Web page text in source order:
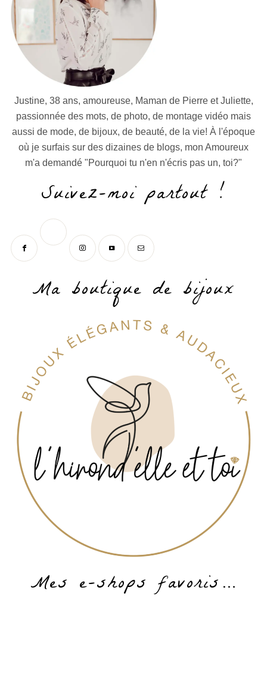
Justine, 38 ans, amoureuse, Maman de Pierre et Juliette,
passionnée des mots, de photo, de montage vidéo mais
aussi de mode, de bijoux, de beauté, de la vie! À l'époque
où je surfais sur des dizaines de blogs, mon Amoureux
m'a demandé "Pourquoi tu n'en n'écris pas un, toi?"
Suivez-moi partout !
Ma boutique de bijoux
Mes e-shops favoris…